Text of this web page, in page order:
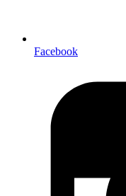
Facebook